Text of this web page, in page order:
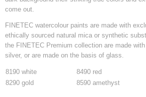
come out.
FINETEC watercolour paints are made with
ethically sourced natural mica or synthetic
the FINETEC Premium collection are made
silver, or are made on the basis of glass.
8190 white 8490 red
8290 gold
8590 amethyst